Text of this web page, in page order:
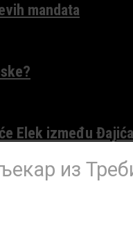
mandata
Elek između
из